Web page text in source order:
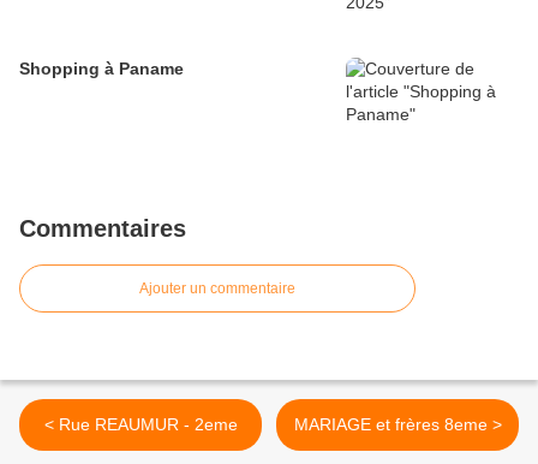
Shopping à Paname
Commentaires
Ajouter un commentaire
< Rue REAUMUR - 2eme MARIAGE et frères 8eme >